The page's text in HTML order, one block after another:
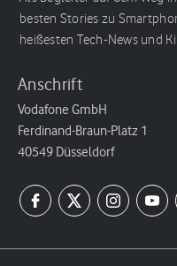
besten Stories zu
heißesten Tech-News und
Anschrift
Vodafone GmbH
Ferdinand-Braun-Platz 1
40549 Düsseldorf